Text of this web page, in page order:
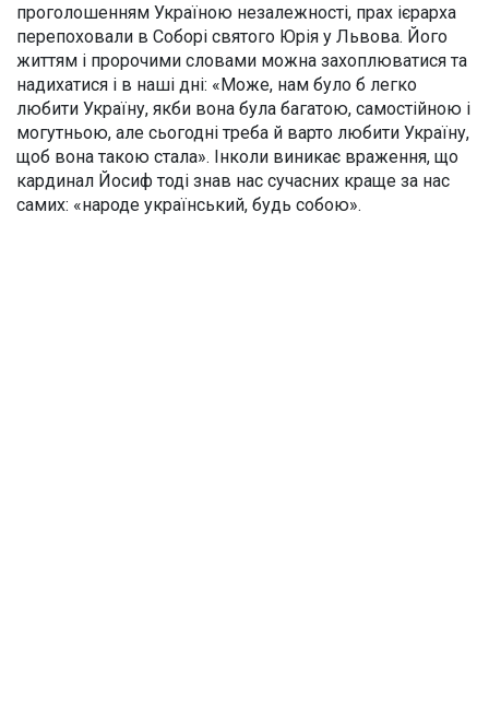
проголошенням Україною незалежності, прах ієрарха
перепоховали в Соборі святого Юрія у Львова. Його
життям і пророчими словами можна захоплюватися та
надихатися і в наші дні: «Може, нам було б легко
любити Україну, якби вона була багатою, самостійною і
могутньою, але сьогодні треба й варто любити Україну,
щоб вона такою стала». Інколи виникає враження, що
кардинал Йосиф тоді знав нас сучасних краще за нас
самих: «народе український, будь собою».